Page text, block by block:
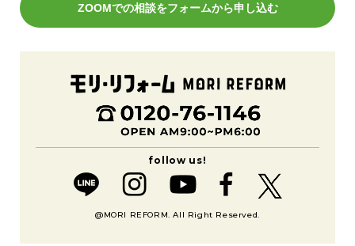
ZOOMでの相談をフォームから申し込む
@MORI REFORM. All Right Reserved.